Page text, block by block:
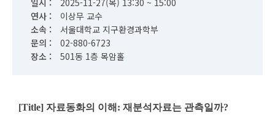
일시 :
2025-11-27(목) 13:30 ~ 15:00
연사 :
이상무 교수
소속 :
서울대학교 지구환경과학부
문의 :
02-880-6723
장소 :
501동 1층 목암홀
[Title] 자료동화의 이해: 재분석자료는 관측일까?